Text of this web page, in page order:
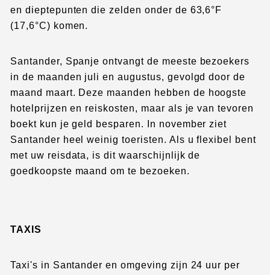
en dieptepunten die zelden onder de 63,6°F
(17,6°C) komen.
Santander, Spanje ontvangt de meeste bezoekers
in de maanden juli en augustus, gevolgd door de
maand maart. Deze maanden hebben de hoogste
hotelprijzen en reiskosten, maar als je van tevoren
boekt kun je geld besparen. In november ziet
Santander heel weinig toeristen. Als u flexibel bent
met uw reisdata, is dit waarschijnlijk de
goedkoopste maand om te bezoeken.
TAXIS
Taxi's in Santander en omgeving zijn 24 uur per